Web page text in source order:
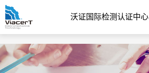
沃证国际检测认证中心